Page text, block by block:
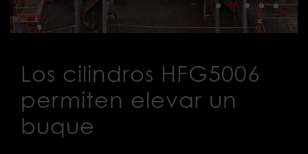
Los cilindros HFG5006
permiten elevar un
buque